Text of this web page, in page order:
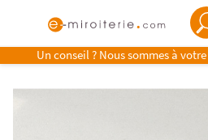
Un conseil ? Nous sommes à